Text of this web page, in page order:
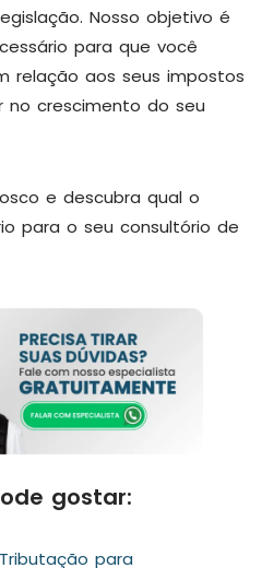
Nosso objetivo é
para que você
relação aos seus impostos
no crescimento do seu
e descubra qual o
para o seu consultório de
gostar:
para